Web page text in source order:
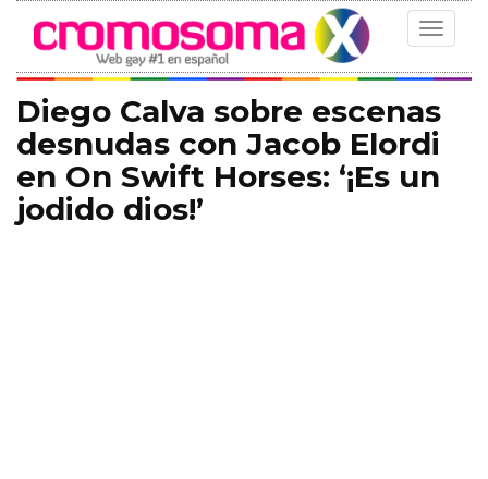
Toggle
Diego Calva sobre escenas
desnudas con Jacob Elordi
en On Swift Horses: ‘¡Es un
jodido dios!’